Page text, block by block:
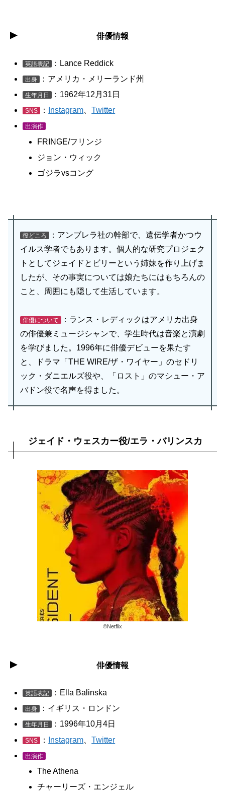
俳優情報
英語表記 ：Lance Reddick
出身 ：アメリカ・メリーランド州
生年月日 ：1962年12月31日
SNS ： Instagram 、Twitter
出演作
FRINGE/フリンジ
ジョン・ウィック
ゴジラvsコング
役どころ
：アンブレラ社の幹部で、遺伝学者かつウ
イルス学者でもあります。個人的な研究プロジェク
トとしてジェイドとビリーという姉妹を作り上げま
したが、その事実については娘たちにはもちろんの
こと、周囲にも隠して生活しています。
俳優について
：ランス・レディックはアメリカ出身
の俳優兼ミュージシャンで、学生時代は音楽と演劇
を学びました。1996年に俳優デビューを果たす
と、ドラマ「THE WIRE/ザ・ワイヤー」のセドリ
ック・ダニエルズ役や、「ロスト」のマシュー・ア
バドン役で名声を得ました。
ジェイド・ウェスカー役/エラ・バリンスカ
©︎Netflix
俳優情報
英語表記 ：Ella Balinska
出身 ：イギリス・ロンドン
生年月日 ：1996年10月4日
SNS ： Instagram 、Twitter
出演作
The Athena
チャーリーズ・エンジェル